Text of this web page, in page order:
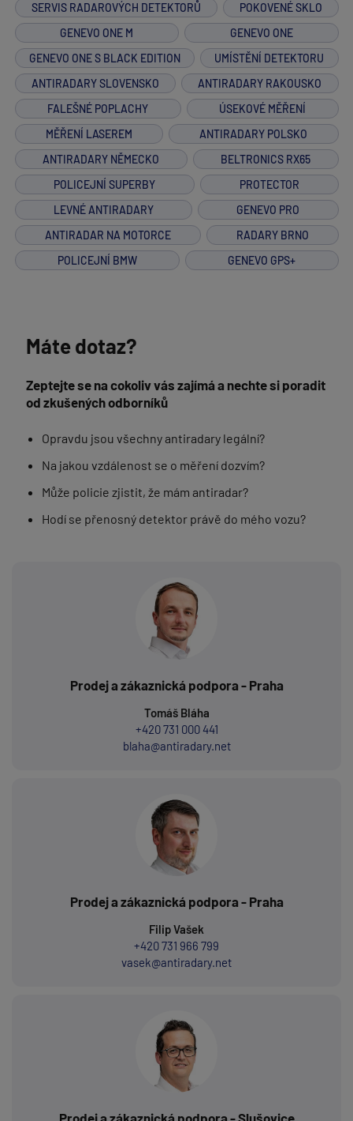
SERVIS RADAROVÝCH DETEKTORŮ
POKOVENÉ SKLO
GENEVO ONE M
GENEVO ONE
GENEVO ONE S BLACK EDITION
UMÍSTĚNÍ DETEKTORU
ANTIRADARY SLOVENSKO
ANTIRADARY RAKOUSKO
FALEŠNÉ POPLACHY
ÚSEKOVÉ MĚŘENÍ
MĚŘENÍ LASEREM
ANTIRADARY POLSKO
ANTIRADARY NĚMECKO
BELTRONICS RX65
POLICEJNÍ SUPERBY
PROTECTOR
LEVNÉ ANTIRADARY
GENEVO PRO
ANTIRADAR NA MOTORCE
RADARY BRNO
POLICEJNÍ BMW
GENEVO GPS+
Máte dotaz?
Zeptejte se na cokoliv vás zajímá a nechte si poradit
od zkušených odborníků
Opravdu jsou všechny antiradary legální?
Na jakou vzdálenost se o měření dozvím?
Může policie zjistit, že mám antiradar?
Hodí se přenosný detektor právě do mého vozu?
Prodej a zákaznická podpora - Praha
Tomáš Bláha
+420 731 000 441
blaha@antiradary.net
Prodej a zákaznická podpora - Praha
Filip Vašek
+420 731 966 799
vasek@antiradary.net
Prodej a zákaznická podpora - Slušovice